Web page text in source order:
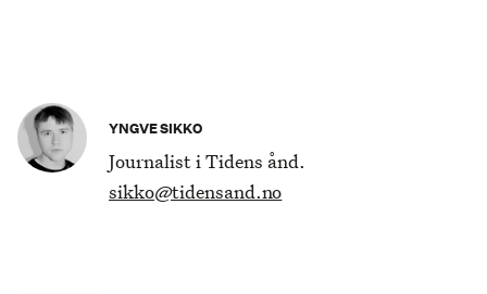
YNGVE SIKKO
Journalist i Tidens ånd.
sikko@tidensand.no